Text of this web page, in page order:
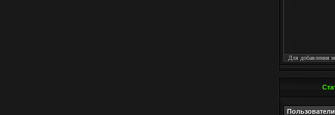
Для добавления
Пользователи